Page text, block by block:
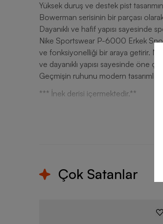
Yüksek duruş ve destek pist
Bowerman serisinin bir parçası olarak
Dayanıklı ve hafif yapısı sayesinde
Nike Sportswear P-6000 Erkek Spor
ve fonksiyonelliği bir araya getirir.
ve dayanıklı yapısı sayesinde öne
Geçmişin ruhunu modern
*** İnek derisi içermektedir.**
Çok Satanlar